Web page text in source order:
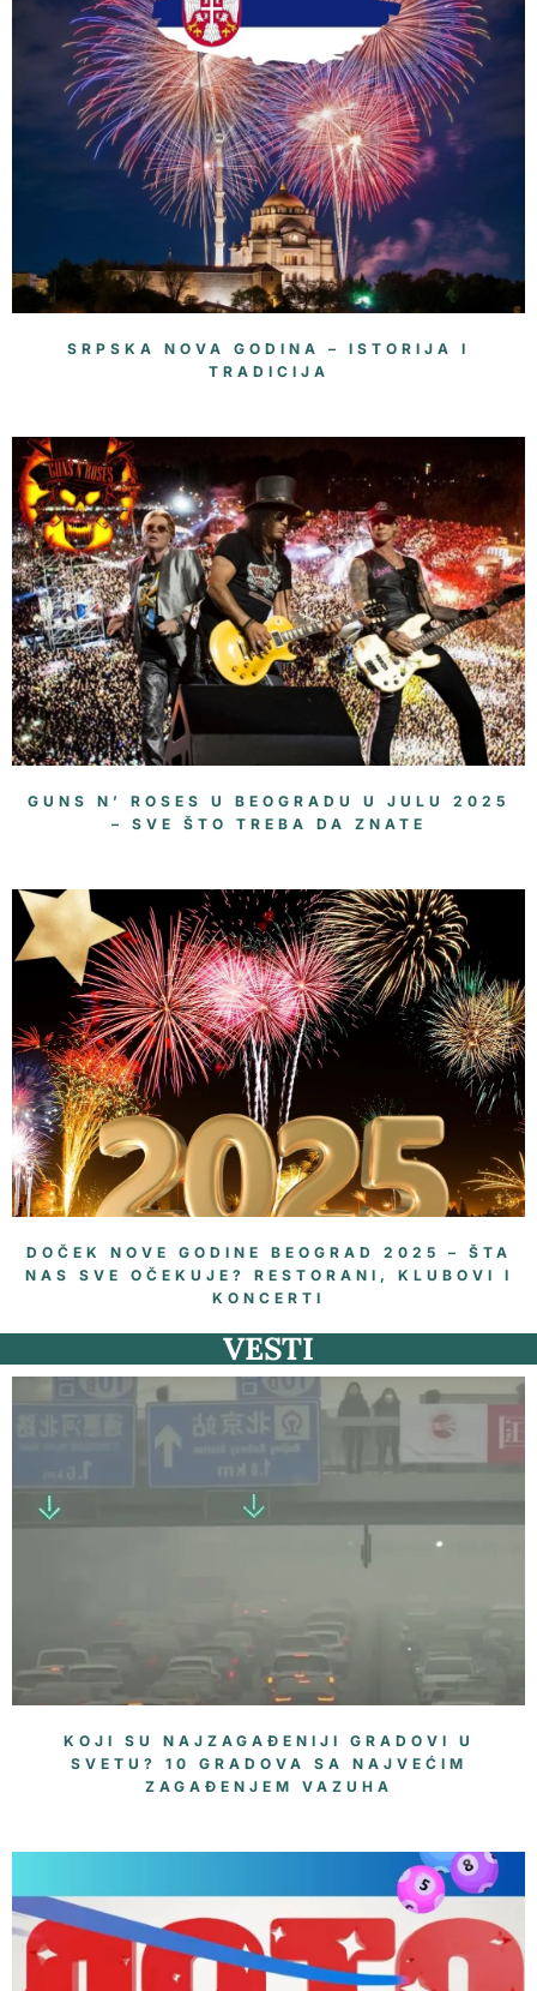
SRPSKA NOVA GODINA – ISTORIJA I
TRADICIJA
GUNS N’ ROSES U BEOGRADU U JULU 2025
– SVE ŠTO TREBA DA ZNATE
DOČEK NOVE GODINE BEOGRAD 2025 – ŠTA
NAS SVE OČEKUJE? RESTORANI, KLUBOVI I
KONCERTI
VESTI
KOJI SU NAJZAGAĐENIJI GRADOVI U
SVETU? 10 GRADOVA SA NAJVEĆIM
ZAGAĐENJEM VAZUHA